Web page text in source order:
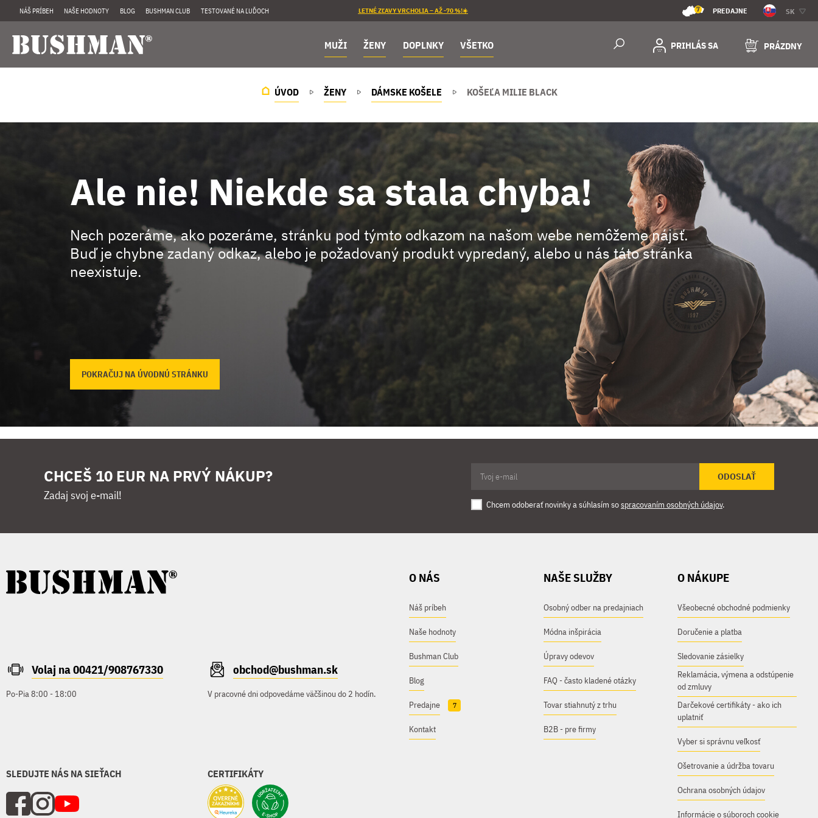
NÁŠ PRÍBEH NAŠE HODNOTY BLOG BUSHMAN CLUB TESTOVANÉ NA ĽUĎOCH LETNÉ ZĽAVY VRCHOLIA – AŽ -70 %!☀️ 7 PREDAJNE SK
MUŽI ŽENY DOPLNKY VŠETKO PRIHLÁS SA PRÁZDNY
ÚVOD ŽENY DÁMSKE KOŠELE KOŠEĽA MILIE BLACK
Ale nie! Niekde sa stala chyba!
Nech pozeráme, ako pozeráme, stránku pod týmto odkazom na našom webe nemôžeme nájsť.
Buď je chybne zadaný odkaz, alebo je požadovaný produkt vypredaný, alebo u nás táto stránka
neexistuje.
POKRAČUJ NA ÚVODNÚ STRÁNKU
CHCEŠ 10 EUR NA PRVÝ NÁKUP?
Zadaj svoj e-mail!
ODOSLAŤ
Chcem odoberať novinky a súhlasím sospracovaním osobných údajov.
Volaj na 00421/908767330
Po-Pia 8:00 - 18:00
obchod@bushman.sk
V pracovné dni odpovedáme väčšinou do 2 hodín.
SLEDUJTE NÁS NA SIEŤACH CERTIFIKÁTY
O NÁS
Náš príbeh
Naše hodnoty
Bushman Club
Blog
Predajne 7
Kontakt
NAŠE SLUŽBY
Osobný odber na predajniach
Módna inšpirácia
Úpravy odevov
FAQ - často kladené otázky
Tovar stiahnutý z trhu
B2B - pre firmy
O NÁKUPE
Všeobecné obchodné podmienky
Doručenie a platba
Sledovanie zásielky
Reklamácia, výmena a odstúpenie
od zmluvy
Darčekové certifikáty - ako ich
uplatniť
Vyber si správnu veľkosť
Ošetrovanie a údržba tovaru
Ochrana osobných údajov
Informácie o súboroch cookie